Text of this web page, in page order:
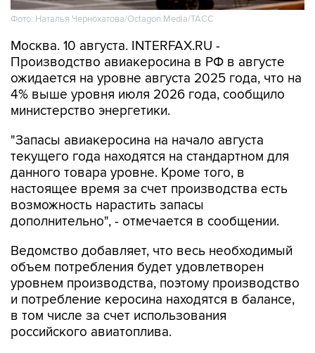
Фото: Наталья Чернохатова/Octagon.Media/ТАСС
Москва. 10 августа. INTERFAX.RU -
Производство авиакеросина в РФ в августе
ожидается на уровне августа 2025 года, что на
4% выше уровня июля 2026 года, сообщило
министерство энергетики.
"Запасы авиакеросина на начало августа
текущего года находятся на стандартном для
данного товара уровне. Кроме того, в
настоящее время за счет производства есть
возможность нарастить запасы
дополнительно", - отмечается в сообщении.
Ведомство добавляет, что весь необходимый
объем потребления будет удовлетворен
уровнем производства, поэтому производство
и потребление керосина находятся в балансе,
в том числе за счет использования
российского авиатоплива.